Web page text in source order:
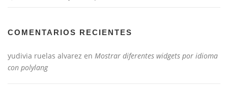
COMENTARIOS RECIENTES
yudivia ruelas alvarez en Mostrar diferentes widgets por idioma
con polylang